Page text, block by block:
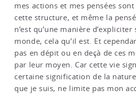
mes actions et mes pensées
cette structure, et même la
n’est qu’une manière
monde, cela qu’il est. Et
pas en dépit ou en deçà de ces
par leur moyen. Car cette vie
certaine signification de la
que je suis, ne limite pas mon